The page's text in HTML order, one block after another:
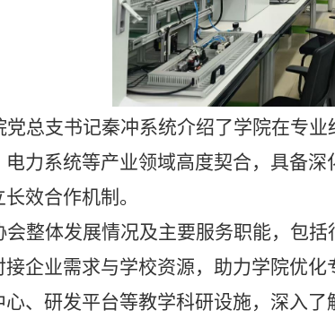
党总支书记秦冲系统介绍了学院在专
力系统等产业领域高度契合，具备
效合作机制。
会整体发展情况及主要服务职能，包
企业需求与学校资源，助力学院优
、研发平台等教学科研设施，深入